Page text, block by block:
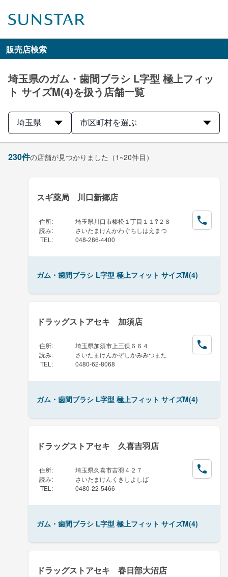
販売店検索
埼玉県のガム・歯間ブラシ L字型 極上フィッ
ト サイズM(4)を扱う店舗一覧
埼玉県 市区町村を選ぶ
230件の店舗が見つかりました （1~20件目）
スギ薬局 川口新郷店
住所:
埼玉県川口市榛松１丁目１１?２８
読み:
さいたまけんかわぐちしはえまつ
TEL : 048-286-4400
ガム・歯間ブラシ L字型 極上フィット サイズM(4)
ドラッグストアセキ 加須店
住所:
埼玉県加須市上三俣６６４
読み:
さいたまけんかぞしかみみつまた
TEL : 0480-62-8068
ガム・歯間ブラシ L字型 極上フィット サイズM(4)
ドラッグストアセキ 久喜吉羽店
住所:
埼玉県久喜市吉羽４２７
読み:
さいたまけんくきしよしば
TEL : 0480-22-5466
ガム・歯間ブラシ L字型 極上フィット サイズM(4)
ドラッグストアセキ 春日部大沼店